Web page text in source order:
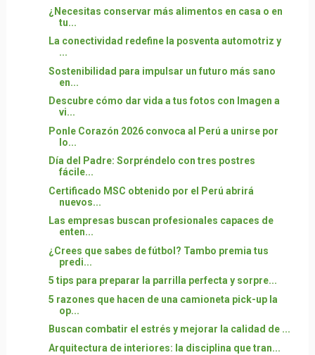
¿Necesitas conservar más alimentos en casa o en
tu...
La conectividad redefine la posventa automotriz y
...
Sostenibilidad para impulsar un futuro más sano
en...
Descubre cómo dar vida a tus fotos con Imagen a
vi...
Ponle Corazón 2026 convoca al Perú a unirse por
lo...
Día del Padre: Sorpréndelo con tres postres
fácile...
Certificado MSC obtenido por el Perú abrirá
nuevos...
Las empresas buscan profesionales capaces de
enten...
¿Crees que sabes de fútbol? Tambo premia tus
predi...
5 tips para preparar la parrilla perfecta y sorpre...
5 razones que hacen de una camioneta pick-up la
op...
Buscan combatir el estrés y mejorar la calidad de ...
Arquitectura de interiores: la disciplina que tran...